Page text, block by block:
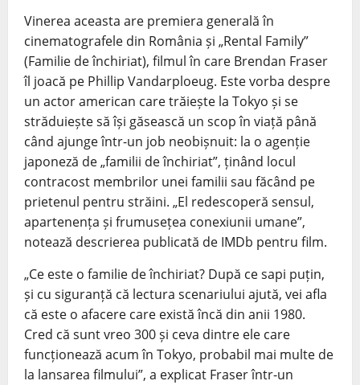
Vinerea aceasta are premiera generală în
cinematografele din România și „Rental Family”
(Familie de închiriat), filmul în care Brendan Fraser
îl joacă pe Phillip Vandarploeug. Este vorba despre
un actor american care trăiește la Tokyo și se
străduiește să își găsească un scop în viață până
când ajunge într-un job neobișnuit: la o agenție
japoneză de „familii de închiriat”, ținând locul
contracost membrilor unei familii sau făcând pe
prietenul pentru străini. „El redescoperă sensul,
apartenența și frumusețea conexiunii umane”,
notează descrierea publicată de IMDb pentru film.
„Ce este o familie de închiriat? După ce sapi puțin,
și cu siguranță că lectura scenariului ajută, vei afla
că este o afacere care există încă din anii 1980.
Cred că sunt vreo 300 și ceva dintre ele care
funcționează acum în Tokyo, probabil mai multe de
la lansarea filmului”, a explicat Fraser într-un